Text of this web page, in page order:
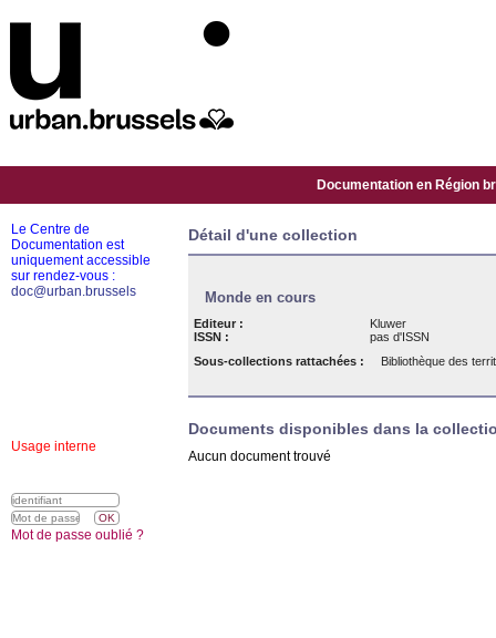
Documentation en Région
Détail d'une collection
Monde en cours
Editeur :
Kluwer
ISSN :
pas d'ISSN
Sous-collections rattachées :
Bibliothèque des
Documents disponibles dans la
Aucun document trouvé
Le Centre de
Documentation est
uniquement accessible
sur rendez-vous :
doc@urban.brussels
Usage interne
Mot de passe oublié ?